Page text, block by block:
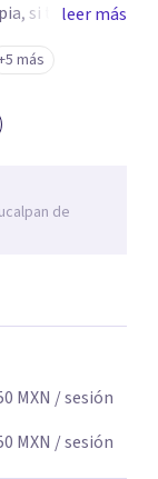
si tienes una
basta para
acompañaré
leer más
más
de
MXN / sesión
MXN / sesión